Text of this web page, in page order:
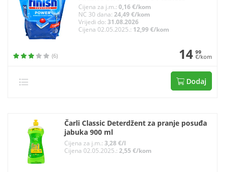
Cijena za j.m.: 0,16 €/kom
NC 30 dana: 24,49 €/kom
Vrijedi do: 31.08.2026
Cijena 02.05.2025.: 12,99 €/kom
(6) 14 99
€/kom
Dodaj
Čarli Classic Deterdžent za pranje posuđa
jabuka 900 ml
Cijena za j.m.: 3,28 €/l
Cijena 02.05.2025.: 2,55 €/kom